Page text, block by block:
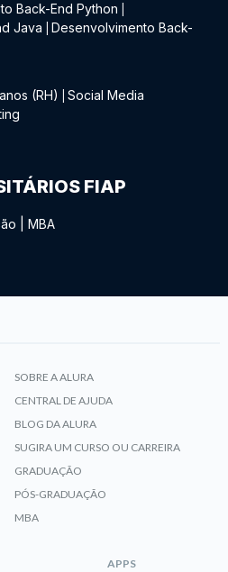
Back-End Python
Java
Desenvolvimento Back-
(RH)
Social Media
FIAP
MBA
SOBRE A ALURA
CENTRAL DE AJUDA
BLOG DA ALURA
SUGIRA UM CURSO OU CARREIRA
GRADUAÇÃO
PÓS-GRADUAÇÃO
MBA
APPS